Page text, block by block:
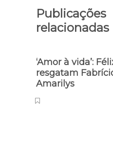
Publicações
relacionadas
‘Amor à vida’:
resgatam
Amarilys